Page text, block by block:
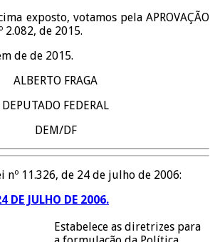
exposto, votamos pela APROVAÇÃO
2.082, de 2015.
de de 2015.
ALBERTO FRAGA
DEPUTADO FEDERAL
DEM/DF
nº 11.326, de 24 de julho de 2006:
DE JULHO DE 2006.
Estabelece as diretrizes para